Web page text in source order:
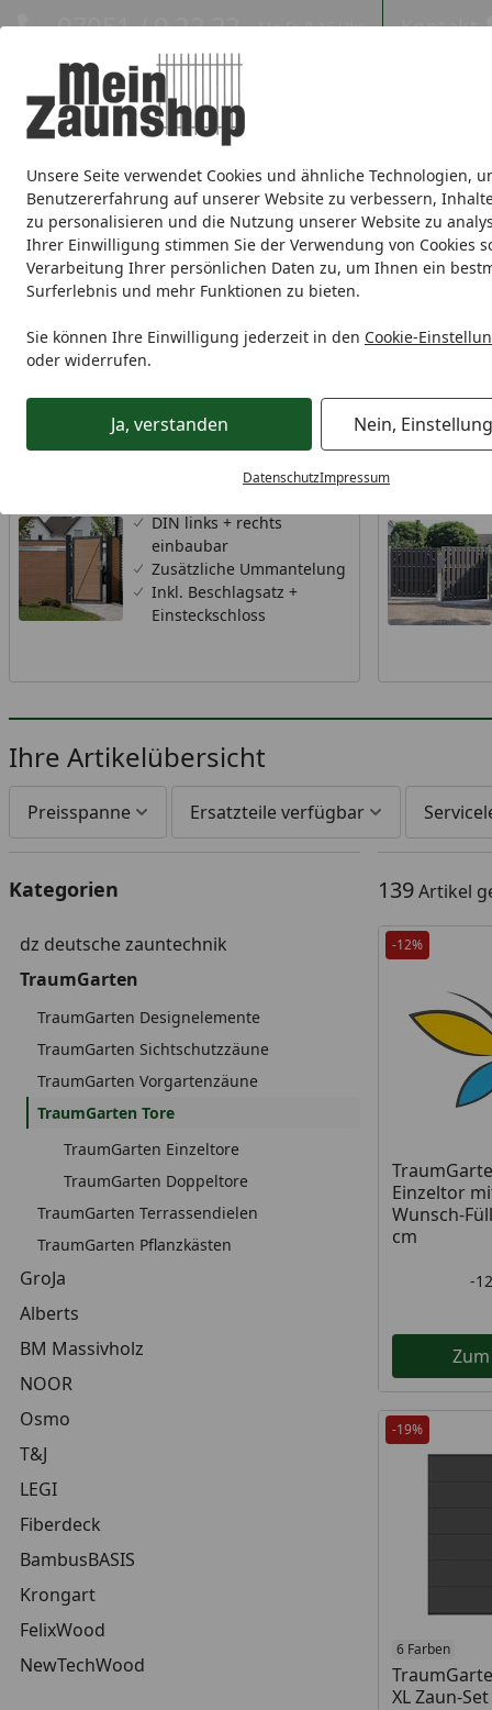
Unsere Seite verwendet Cookies und ähnliche Technologien,
Benutzererfahrung auf unserer Website zu verbessern,
zu personalisieren und die Nutzung unserer Website zu
Ihrer Einwilligung stimmen Sie der Verwendung von Cookies
Verarbeitung Ihrer persönlichen Daten zu, um Ihnen ein
Surferlebnis und mehr Funktionen zu bieten.
Sie können Ihre Einwilligung jederzeit in den Cookie-
oder widerrufen.
Ja, verstanden Nein,
DatenschutzImpressum
Eigene Montage-Teams
07051 / 9 22 22 Mo-Fr. 8-16 Uhr Kontakt
Sichtschutz Doppelstabmatte Zaunsets Gabionen
Zaunmarken
Zaunmarken TraumGarten TraumGarten Tore
TraumGarten Tore
Wählen Sie Ihre Wunschkategorie
DIN links + rechts
einbaubar
Zusätzliche Ummantelung
Inkl. Beschlagsatz +
Einsteckschloss
Ihre Artikelübersicht
Preisspanne Ersatzteile verfügbar
Kategorien
dz deutsche zauntechnik
TraumGarten
TraumGarten Designelemente
TraumGarten Sichtschutzzäune
TraumGarten Vorgartenzäune
TraumGarten Tore
TraumGarten Einzeltore
TraumGarten Doppeltore
TraumGarten Terrassendielen
TraumGarten Pflanzkästen
GroJa
Alberts
BM Massivholz
NOOR
Osmo
T&J
LEGI
Fiberdeck
BambusBASIS
Krongart
FelixWood
NewTechWood
139Artikel
-12%
Einzeltor
Wunsch-
cm
-
-19%
6 Farben
XL Zaun-Set
Produkt am